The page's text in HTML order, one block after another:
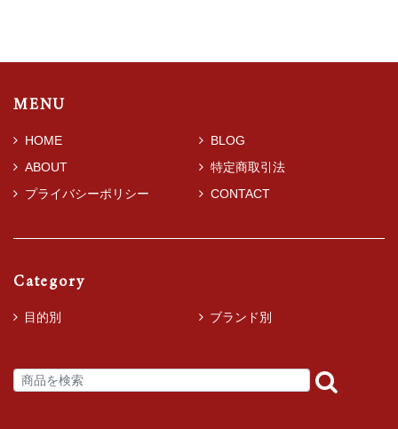
MENU
HOME
BLOG
ABOUT
特定商取引法
プライバシーポリシー
CONTACT
Category
目的別 ブランド別